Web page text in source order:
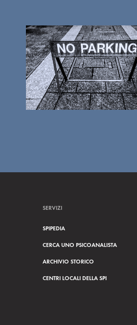
SERVIZI
SPIPEDIA
CERCA UNO PSICOANALISTA
ARCHIVIO STORICO
CENTRI LOCALI DELLA SPI